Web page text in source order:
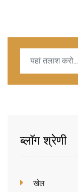
ब्लॉग श्रेणी
खेल